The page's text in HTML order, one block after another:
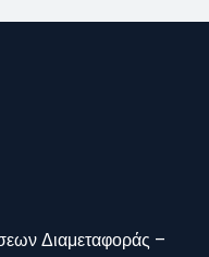
Διαμεταφοράς –